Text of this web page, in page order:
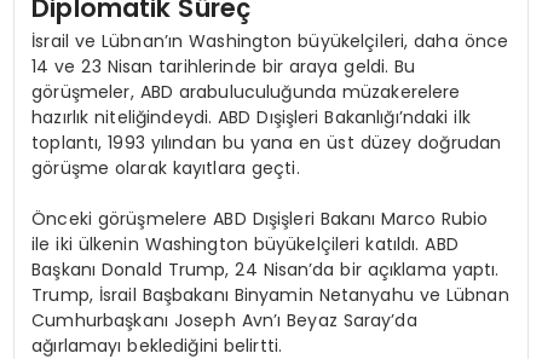
Diplomatik Süreç
İsrail ve Lübnan’ın Washington büyükelçileri, daha önce
14 ve 23 Nisan tarihlerinde bir araya geldi. Bu
görüşmeler, ABD arabuluculuğunda müzakerelere
hazırlık niteliğindeydi. ABD Dışişleri Bakanlığı’ndaki ilk
toplantı, 1993 yılından bu yana en üst düzey doğrudan
görüşme olarak kayıtlara geçti.
Önceki görüşmelere ABD Dışişleri Bakanı Marco Rubio
ile iki ülkenin Washington büyükelçileri katıldı. ABD
Başkanı Donald Trump, 24 Nisan’da bir açıklama yaptı.
Trump, İsrail Başbakanı Binyamin Netanyahu ve Lübnan
Cumhurbaşkanı Joseph Avn’ı Beyaz Saray’da
ağırlamayı beklediğini belirtti.